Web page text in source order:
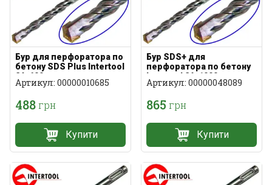
Бур для перфоратора по
бетону SDS Plus Intertool
24х600мм
Артикул: 00000010685
488грн
Купити
Бур SDS+ для
перфоратора по бетону
Intertool 24х1000мм
Артикул: 00000048089
865 грн
Купити